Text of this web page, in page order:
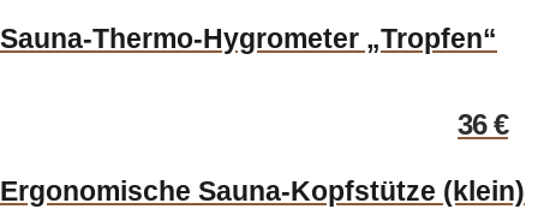
Sauna-Thermo-Hygrometer „Tropfen“
36€
Ergonomische Sauna-Kopfstütze (klein)